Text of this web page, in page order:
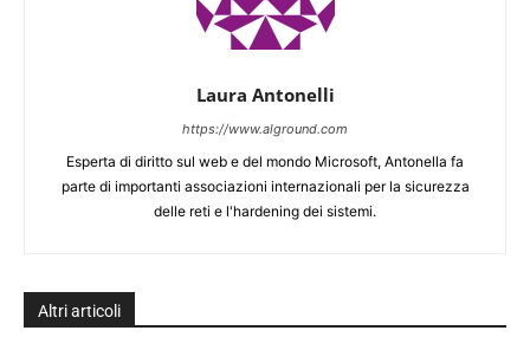
Laura Antonelli
https://www.alground.com
Esperta di diritto sul web e del mondo Microsoft, Antonella fa
parte di importanti associazioni internazionali per la sicurezza
delle reti e l'hardening dei sistemi.
Altri articoli